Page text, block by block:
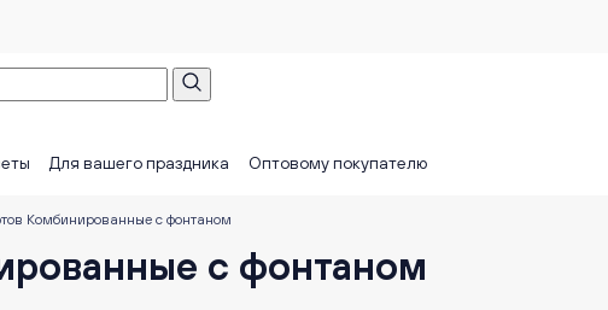
Для вашего праздника Оптовому покупателю
Комбинированные с фонтаном
с фонтаном